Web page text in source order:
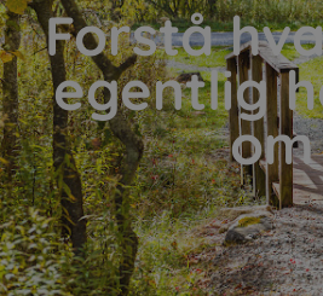
Forstå
egentlig
om